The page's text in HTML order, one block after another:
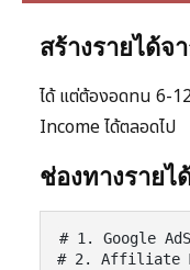
สร้างรายได้จ
ได้ แต่ต้องอดทน 6-
Income ได้ตลอดไป
ช่องทางรายไ
# 1. Google
# 2. Affiliate